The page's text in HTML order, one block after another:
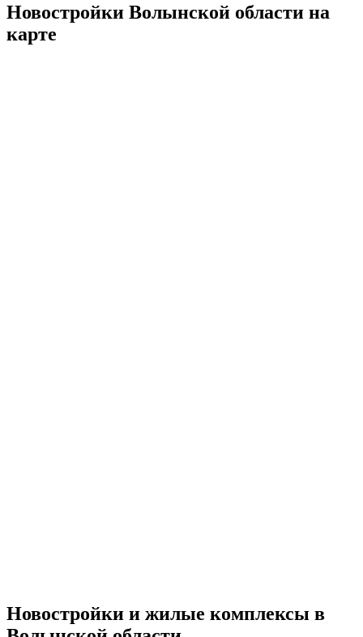
Новостройки Волынской области на
карте
Новостройки и жилые комплексы в